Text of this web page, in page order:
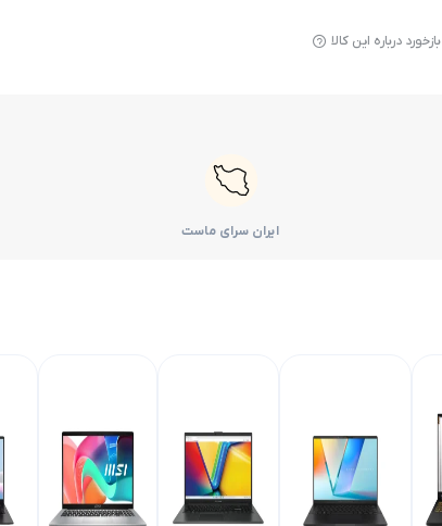
بازخورد درباره این کالا
ایران سرای ماست